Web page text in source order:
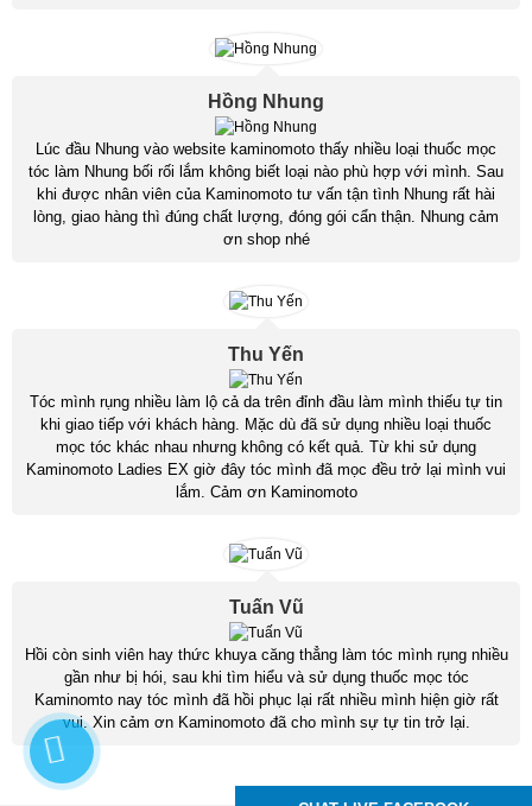
Hồng Nhung
Lúc đầu Nhung vào website kaminomoto thấy nhiều loại thuốc mọc
tóc làm Nhung bối rối lắm không biết loại nào phù hợp với mình. Sau
khi được nhân viên của Kaminomoto tư vấn tận tình Nhung rất hài
lòng, giao hàng thì đúng chất lượng, đóng gói cẩn thận. Nhung cảm
ơn shop nhé
Thu Yến
Tóc mình rụng nhiều làm lộ cả da trên đỉnh đầu làm mình thiếu tự tin
khi giao tiếp với khách hàng. Mặc dù đã sử dụng nhiều loại thuốc
mọc tóc khác nhau nhưng không có kết quả. Từ khi sử dụng
Kaminomoto Ladies EX giờ đây tóc mình đã mọc đều trở lại mình vui
lắm. Cảm ơn Kaminomoto
Tuấn Vũ
Hồi còn sinh viên hay thức khuya căng thẳng làm tóc mình rụng nhiều
gần như bị hói, sau khi tìm hiểu và sử dụng thuốc mọc tóc
Kaminomto nay tóc mình đã hồi phục lại rất nhiều mình hiện giờ rất
vui. Xin cảm ơn Kaminomoto đã cho mình sự tự tin trở lại.